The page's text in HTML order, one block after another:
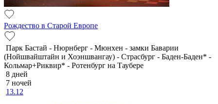
Рождество в Старой Европе
Парк Бастай - Нюрнберг - Мюнхен - замки Баварии
(Нойшвайштайн и Хоэншвангау) - Страсбург - Баден-Баден* -
Кольмар+Риквир* - Ротенбург на Таубере
8 дней
7 ночей
13.12